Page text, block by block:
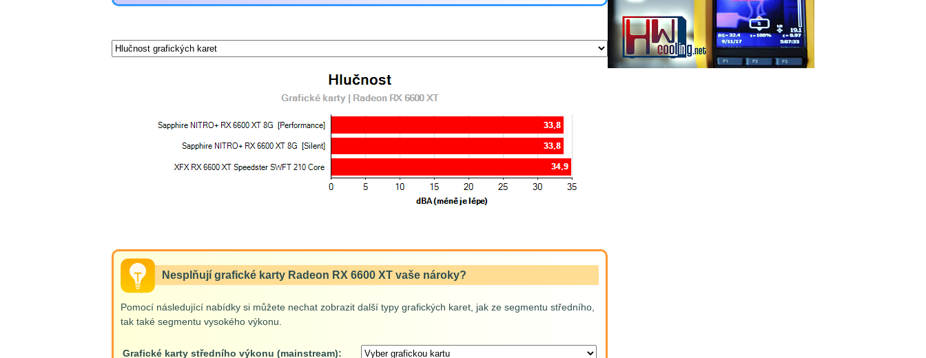
Nesplňují grafické karty Radeon RX 6600 XT vaše nároky?
Pomocí následující nabídky si můžete nechat zobrazit další typy grafických karet, jak ze segmentu středního,
tak také segmentu vysokého výkonu.
Grafické karty středního výkonu (mainstream):